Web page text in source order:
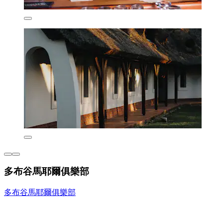
多布谷馬耶爾俱樂部
多布谷馬耶爾俱樂部